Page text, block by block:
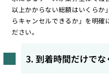
以上かからない総額はいくらか
らキャンセルできるか」を明確
ださい。
3. 到着時間だけで